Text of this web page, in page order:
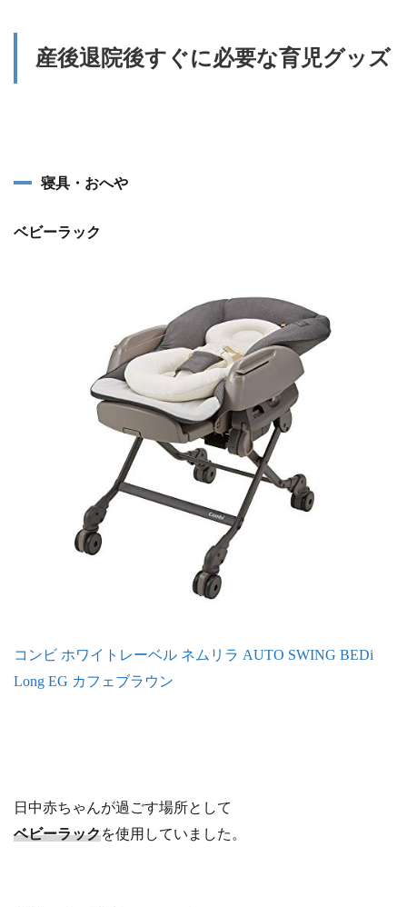
産後退院後すぐに必要な育児グッズ
寝具・おへや
ベビーラック
コンビ ホワイトレーベル ネムリラ AUTO SWING BEDi
Long EG カフェブラウン
日中赤ちゃんが過ごす場所として
ベビーラックを使用していました。